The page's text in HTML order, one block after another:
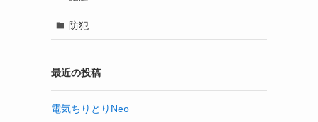
防犯
最近の投稿
電気ちりとりNeo